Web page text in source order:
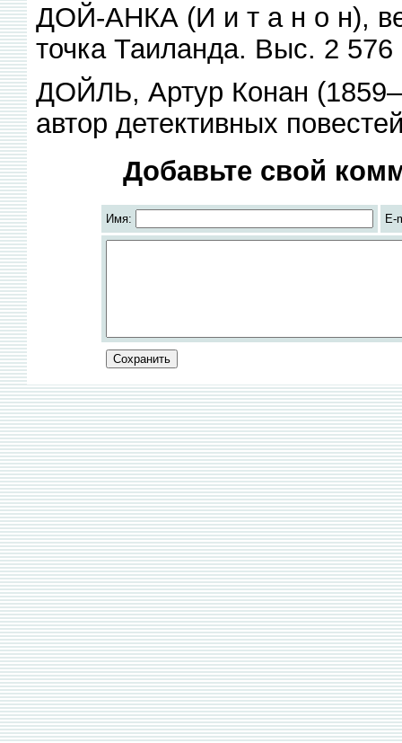
ДОЙ-АНКА (И и т а н о н),
точка Таиланда. Выс. 2
ДОЙЛЬ, Артур Конан
автор детективных
Добавьте свой
Имя: E-